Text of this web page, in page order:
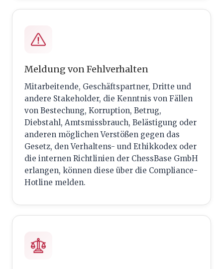
Meldung von Fehlverhalten
Mitarbeitende, Geschäftspartner, Dritte und
andere Stakeholder, die Kenntnis von Fällen
von Bestechung, Korruption, Betrug,
Diebstahl, Amtsmissbrauch, Belästigung oder
anderen möglichen Verstößen gegen das
Gesetz, den Verhaltens- und Ethikkodex oder
die internen Richtlinien der ChessBase GmbH
erlangen, können diese über die Compliance-
Hotline melden.